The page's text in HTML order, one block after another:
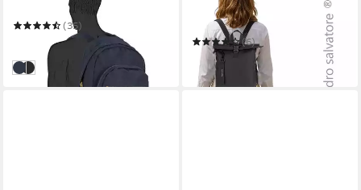
Rucksack Journey
(35)
ab 63,00 €
in 1-2 Werktagen bei dir
blau
schwarz
Cityrucksack Rucksack
Damen Damenrucksack
Handtasche
(6)
27,41 €
in 4-5 Werktagen bei dir